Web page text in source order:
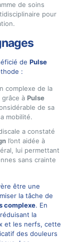
de soins
pour
de Pulse
:
complexe de la
à Pulse
de sa
mobilité.
a constaté
l’ont aidée à
lui permettant
sans crainte
être une
la tâche de
complexe. En
la
et les nerfs, cette
des douleurs